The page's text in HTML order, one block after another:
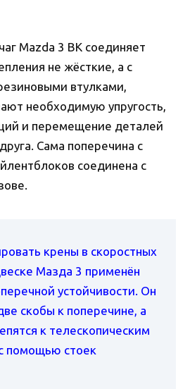
Mazda 3 BK соединяет
не жёсткие, а с
втулками,
необходимую упругость,
и перемещение деталей
Сама поперечина с
соединена с
крены в скоростных
Мазда 3 применён
устойчивости. Он
скобы к поперечине, а
к телескопическим
помощью стоек